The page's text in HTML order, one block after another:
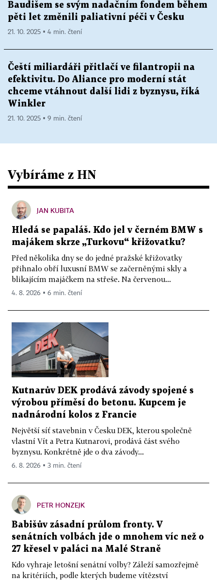
Baudišem se svým nadačním fondem během
pěti let změnili paliativní péči v Česku
21. 10. 2025 ▪ 4 min. čtení
Čeští miliardáři přitlačí ve filantropii na
efektivitu. Do Aliance pro moderní stát
chceme vtáhnout další lidi z byznysu, říká
Winkler
21. 10. 2025 ▪ 9 min. čtení
Vybíráme z HN
JAN KUBITA
Hledá se papaláš. Kdo jel v černém BMW s
majákem skrze „Turkovu“ křižovatku?
Před několika dny se do jedné pražské křižovatky
přihnalo obří luxusní BMW se začerněnými skly a
blikajícím majáčkem na střeše. Na červenou...
4. 8. 2026 ▪ 6 min. čtení
Kutnarův DEK prodává závody spojené s
výrobou příměsí do betonu. Kupcem je
nadnárodní kolos z Francie
Největší síť stavebnin v Česku DEK, kterou společně
vlastní Vít a Petra Kutnarovi, prodává část svého
byznysu. Konkrétně jde o dva závody...
6. 8. 2026 ▪ 3 min. čtení
PETR HONZEJK
Babišův zásadní průlom fronty. V
senátních volbách jde o mnohem víc než o
27 křesel v paláci na Malé Straně
Kdo vyhraje letošní senátní volby? Záleží samozřejmě
na kritériích, podle kterých budeme vítězství